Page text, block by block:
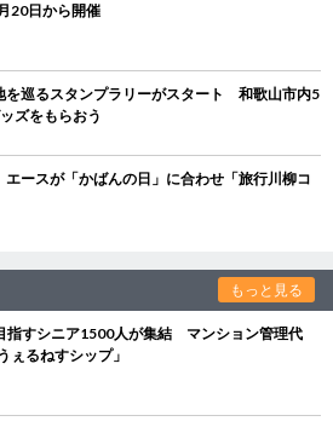
20日から開催
を巡るスタンプラリーがスタート 和歌山市内5
ズをもらおう
ースが「かばんの日」に合わせ「旅行川柳コ
もっと見る
指すシニア1500人が集結 マンション管理代
ぇるねすシップ」